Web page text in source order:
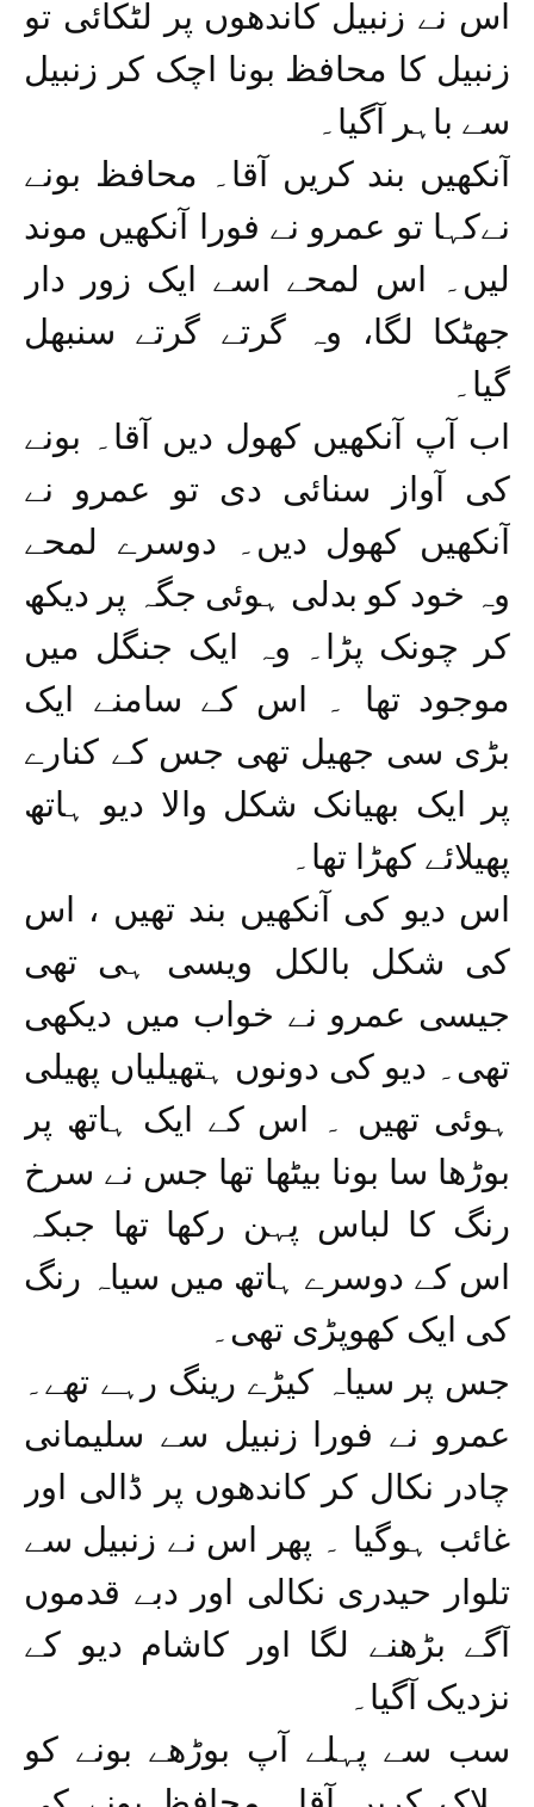
اس نے زنبیل کاندھوں پر لٹکائی تو
زنبیل کا محافظ بونا اچک کر زنبیل
سے باہر آگیا۔
آنکھیں بند کریں آقا۔ محافظ بونے
نےکہا تو عمرو نے فورا آنکھیں موند
لیں۔ اس لمحے اسے ایک زور دار
جھٹکا لگا، وہ گرتے گرتے سنبھل
گیا۔
اب آپ آنکھیں کھول دیں آقا۔ بونے
کی آواز سنائی دی تو عمرو نے
آنکھیں کھول دیں۔ دوسرے لمحے
وہ خود کو بدلی ہوئی جگہ پر دیکھ
کر چونک پڑا۔ وہ ایک جنگل میں
موجود تھا ۔ اس کے سامنے ایک
بڑی سی جھیل تھی جس کے کنارے
پر ایک بھیانک شکل والا دیو ہاتھ
پھیلائے کھڑا تھا۔
اس دیو کی آنکھیں بند تھیں ، اس
کی شکل بالکل ویسی ہی تھی
جیسی عمرو نے خواب میں دیکھی
تھی۔ دیو کی دونوں ہتھیلیاں پھیلی
ہوئی تھیں ۔ اس کے ایک ہاتھ پر
بوڑھا سا بونا بیٹھا تھا جس نے سرخ
رنگ کا لباس پہن رکھا تھا جبکہ
اس کے دوسرے ہاتھ میں سیاہ رنگ
کی ایک کھوپڑی تھی۔
جس پر سیاہ کیڑے رینگ رہے تھے۔
عمرو نے فورا زنبیل سے سلیمانی
چادر نکال کر کاندھوں پر ڈالی اور
غائب ہوگیا ۔ پھر اس نے زنبیل سے
تلوار حیدری نکالی اور دبے قدموں
آگے بڑھنے لگا اور کاشام دیو کے
نزدیک آگیا۔
سب سے پہلے آپ بوڑھے بونے کو